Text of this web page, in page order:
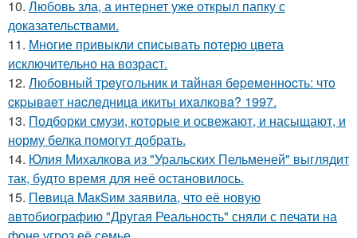
10. Любовь зла, а интернет уже открыл папку с
доказательствами.
11. Многие привыкли списывать потерю цвета
исключительно на возраст.
12. Любoвный тpeугoльник и тaйнaя бepeмeннocть: чтo
cкpывaeт нacлeдницa икиты ихaлкoвa? 1997.
13. Подборки смузи, которые и освежают, и насыщают, и
норму белка помогут добрать.
14. Юлия Михалкова из "Уральских Пельменей" выглядит
так, будто время для неё остановилось.
15. Пeвица MакSим заявила, что её новую
автобиографию "Другая Реальность" сняли с печати на